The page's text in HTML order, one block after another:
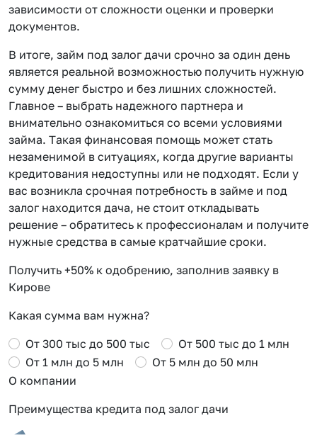
зависимости от сложности оценки и проверки
документов.
В итоге, займ под залог дачи срочно за один день
является реальной возможностью получить нужную
сумму денег быстро и без лишних сложностей.
Главное – выбрать надежного партнера и
внимательно ознакомиться со всеми условиями
займа. Такая финансовая помощь может стать
незаменимой в ситуациях, когда другие варианты
кредитования недоступны или не подходят. Если у
вас возникла срочная потребность в займе и под
залог находится дача, не стоит откладывать
решение – обратитесь к профессионалам и получите
нужные средства в самые кратчайшие сроки.
Получить +50% к одобрению, заполнив заявку в
Кирове
Какая сумма вам нужна?
От 300 тыс до 500 тыс
От 500 тыс до 1 млн
От 1 млн до 5 млн
От 5 млн до 50 млн
О компании
Преимущества кредита под залог дачи